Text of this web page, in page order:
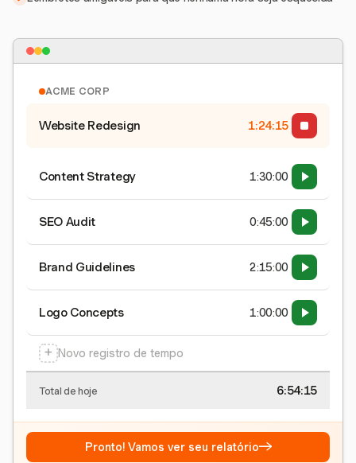
ACME CORP
Website Redesign 1:24:15
Content Strategy 1:30:00
SEO Audit 0:45:00
Brand Guidelines 2:15:00
Logo Concepts 1:00:00
+ Novo registro de tempo
Total de hoje 6:54:15
Pronto! Vamos ver seu relatório→